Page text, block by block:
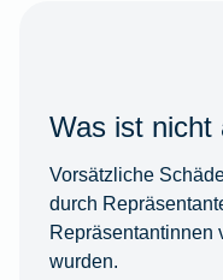
Was ist nicht
Vorsätzliche
durch
Repräsentantinnen
wurden.